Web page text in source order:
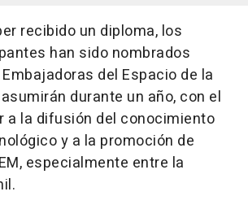
recibido un diploma, los
han sido nombrados
del Espacio de la
durante un año, con el
a la difusión del conocimiento
y a la promoción de
especialmente entre la